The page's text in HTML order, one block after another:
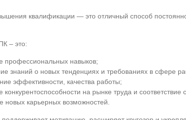
квалификации — это отличный способ
– это:
профессиональных навыков;
знаний о новых тенденциях и требованиях в сфере
эффективности, качества работы;
конкурентоспособности на рынке труда и
новых карьерных возможностей.